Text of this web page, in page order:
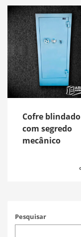
Cofre blindado
com segredo
mecânico
Pesquisar